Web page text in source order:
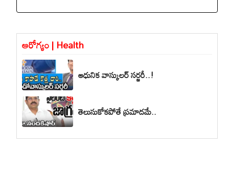
ఆరోగ్యం | Health
ఆధునిక వాస్కులర్ సర్జరీ..!
తెలుసుకోకపోతే ప్రమాదమే..